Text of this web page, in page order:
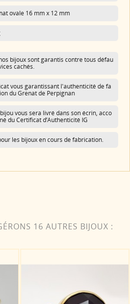
ovale 16 mm x 12 mm
bijoux sont garantis contre tous défau
cachés.
vous garantissant l'authenticité de fa
du Grenat de Perpignan
vous sera livré dans son écrin, acco
du Certificat d’Authenticité IG
les bijoux en cours de fabrication.
16 AUTRES BIJOUX :